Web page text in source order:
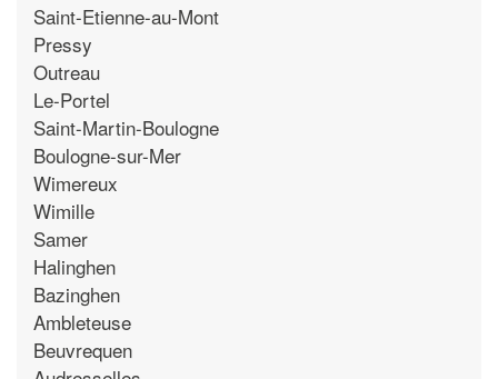
Saint-Etienne-au-Mont
Pressy
Outreau
Le-Portel
Saint-Martin-Boulogne
Boulogne-sur-Mer
Wimereux
Wimille
Samer
Halinghen
Bazinghen
Ambleteuse
Beuvrequen